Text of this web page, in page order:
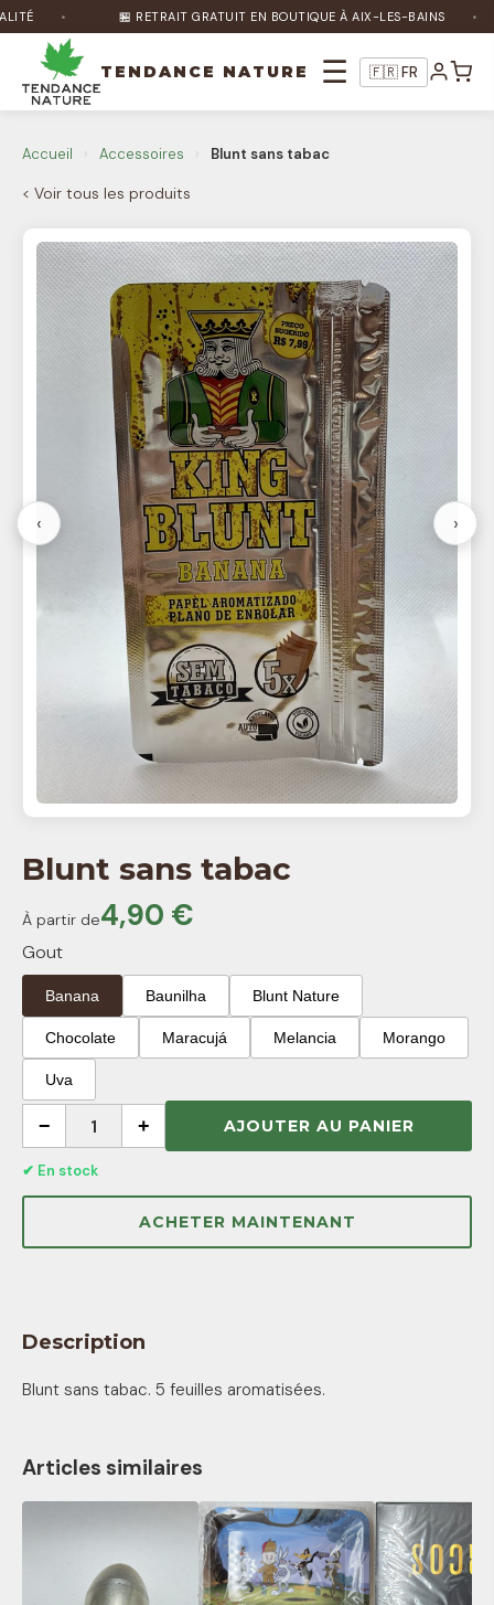
🏪 RETRAIT GRATUIT EN BOUTIQUE À AIX-LES-BAINS
TENDANCE NATURE ☰ 🇫🇷 FR
Accueil › Accessoires › Blunt sans tabac
< Voir tous les produits
‹ ›
Blunt sans tabac
À partir de4,90 €
Gout
Banana Baunilha Blunt Nature
Chocolate Maracujá Melancia Morango
Uva
− 1 + AJOUTER AU PANIER
✔ En stock
ACHETER MAINTENANT
Description
Blunt sans tabac. 5 feuilles aromatisées.
Articles similaires
🌿 En ligne
puis-je vous aider ?